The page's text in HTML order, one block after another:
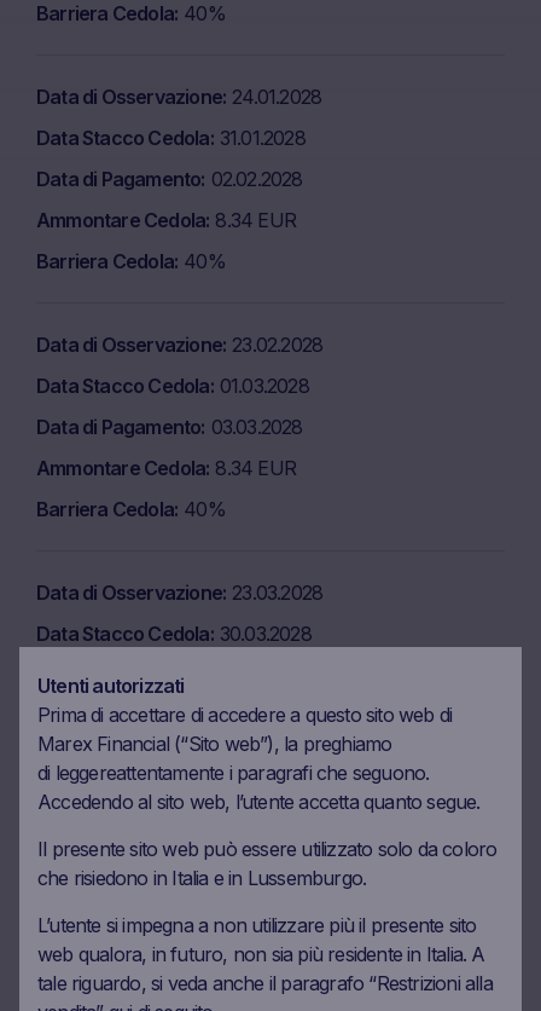
Barriera Cedola 40%
Data di Osservazione 24.01.2028
Data Stacco Cedola 31.01.2028
Data di Pagamento 02.02.2028
Ammontare Cedola 8.34 EUR
Barriera Cedola 40%
Data di Osservazione 23.02.2028
Data Stacco Cedola 01.03.2028
Data di Pagamento 03.03.2028
Ammontare Cedola 8.34 EUR
Barriera Cedola 40%
Data di Osservazione 23.03.2028
Data Stacco Cedola 30.03.2028
Data di Pagamento
Ammontare Cedola 8.34 EUR
Barriera Cedola
40%
Data di Osservazione
24.04.2028
Data Stacco Cedola 02.05.2028
Data di Pagamento 04.05.2028
Ammontare Cedola 8.34 EUR
Barriera Cedola 40%
Utenti autorizzati
Prima di accettare di accedere a questo sito web di
Marex Financial (“Sito web”), la preghiamo
di leggereattentamente i paragrafi che seguono.
Accedendo al sito web, l’utente accetta quanto segue.
Il presente sito web può essere utilizzato solo da coloro
che risiedono in Italia e in Lussemburgo.
L’utente si impegna a non utilizzare più il presente sito
web qualora, in futuro, non sia più residente in Italia. A
tale riguardo, si veda anche il paragrafo “Restrizioni alla